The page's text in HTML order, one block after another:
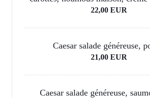
22,00 EUR
Caesar salade généreuse,
21,00 EUR
Caesar salade généreuse,